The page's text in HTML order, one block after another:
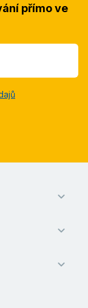
přímo ve